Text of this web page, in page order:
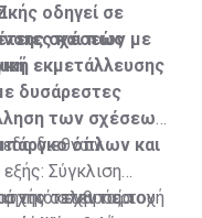
οδηγεί σε
και πώς
εκμετάλλευσης
όπλων και
σχέσεων με
δυσάρεστες
των σχέσεων
στην περιοχή
διεθνών
Σύγκλιση
ο εχθρός του
την τελευταία